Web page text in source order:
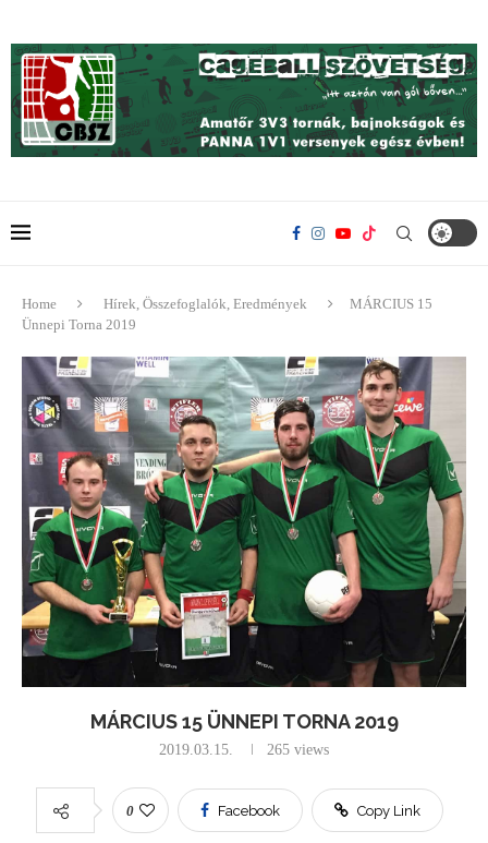
Home Hírek, Összefoglalók, Eredmények
MÁRCIUS 15
Ünnepi Torna 2019
MÁRCIUS 15 ÜNNEPI TORNA 2019
2019.03.15. 265 views
0 Facebook Copy Link